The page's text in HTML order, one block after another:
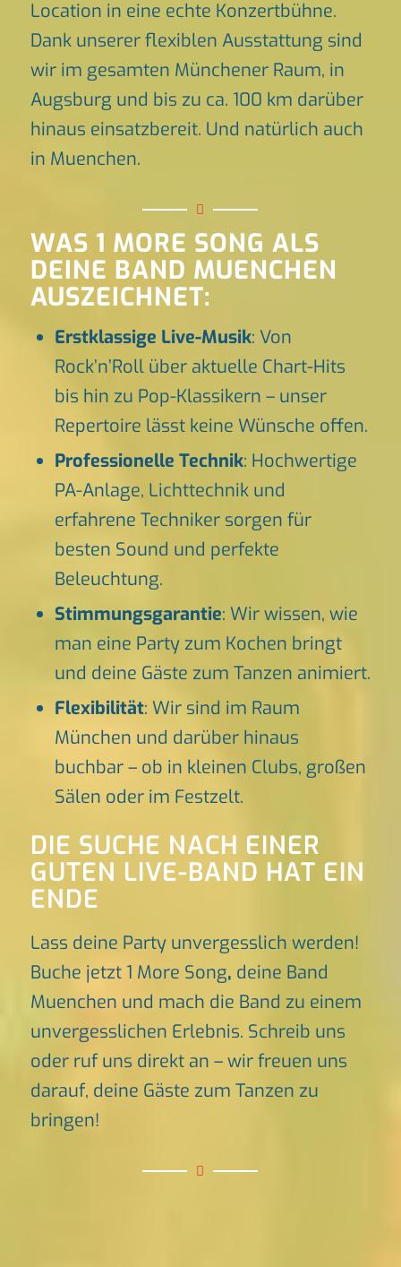
Location in eine echte Konzertbühne.
Dank unserer flexiblen Ausstattung sind
wir im gesamten Münchener Raum, in
Augsburg und bis zu ca. 100 km darüber
hinaus einsatzbereit. Und natürlich auch
in Muenchen.
WAS 1 MORE SONG ALS
DEINE BAND MUENCHEN
AUSZEICHNET:
Erstklassige Live-Musik: Von
Rock’n’Roll über aktuelle Chart-Hits
bis hin zu Pop-Klassikern – unser
Repertoire lässt keine Wünsche offen.
Professionelle Technik: Hochwertige
PA-Anlage, Lichttechnik und
erfahrene Techniker sorgen für
besten Sound und perfekte
Beleuchtung.
Stimmungsgarantie: Wir wissen, wie
man eine Party zum Kochen bringt
und deine Gäste zum Tanzen animiert.
Flexibilität: Wir sind im Raum
München und darüber hinaus
buchbar – ob in kleinen Clubs, großen
Sälen oder im Festzelt.
DIE SUCHE NACH EINER
GUTEN LIVE-BAND HAT EIN
ENDE
Lass deine Party unvergesslich werden!
Buche jetzt 1 More Song, deine Band
Muenchen und mach die Band zu einem
unvergesslichen Erlebnis. Schreib uns
oder ruf uns direkt an – wir freuen uns
darauf, deine Gäste zum Tanzen zu
bringen!